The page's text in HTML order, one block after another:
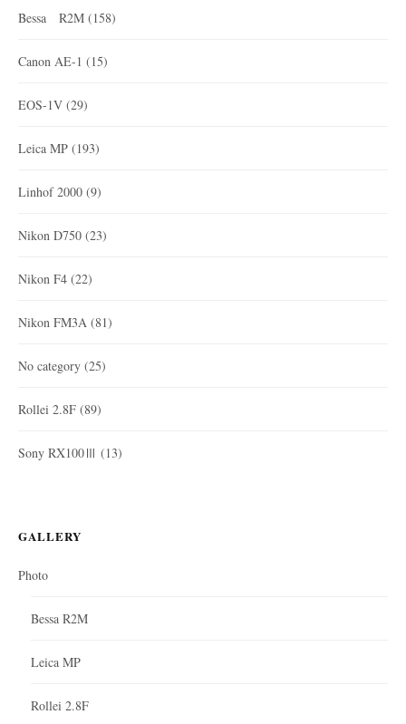
Bessa R2M (158)
Canon AE-1 (15)
EOS-1V (29)
Leica MP (193)
Linhof 2000 (9)
Nikon D750 (23)
Nikon F4 (22)
Nikon FM3A (81)
No category (25)
Rollei 2.8F (89)
Sony RX100Ⅲ (13)
GALLERY
Photo
Bessa R2M
Leica MP
Rollei 2.8F